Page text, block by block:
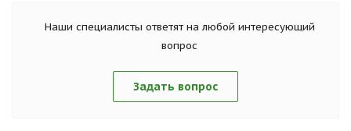
Наши специалисты ответят на любой интересующий
вопрос
Задать вопрос